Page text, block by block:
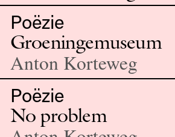
Poëzie
Groeningemuseum
Anton Korteweg
Poëzie
No problem